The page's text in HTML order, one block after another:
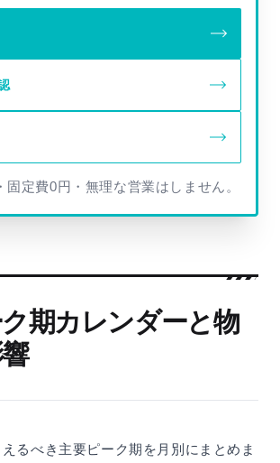
固定費0円・無理な営業はしません。
期カレンダーと物
るべき主要ピーク期を月別にまとめま